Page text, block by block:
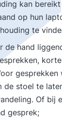
kan
op hun
te
de hand
stoel te
Of bij
gesprek;